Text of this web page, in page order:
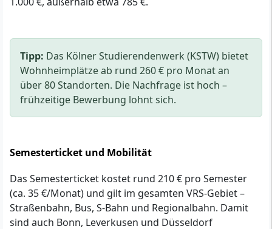
Tipp: Das Kölner Studierendenwerk (KSTW) bietet
Wohnheimplätze ab rund 260 € pro Monat an
über 80 Standorten. Die Nachfrage ist hoch –
frühzeitige Bewerbung lohnt sich.
Semesterticket und Mobilität
Das Semesterticket kostet rund 210 € pro Semester
(ca. 35 €/Monat) und gilt im gesamten VRS-Gebiet –
Straßenbahn, Bus, S-Bahn und Regionalbahn. Damit
sind auch Bonn, Leverkusen und Düsseldorf